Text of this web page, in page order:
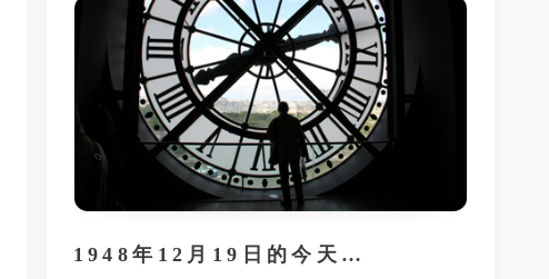
1948年12月19日的今天…